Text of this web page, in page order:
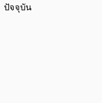
ปัจจุบัน